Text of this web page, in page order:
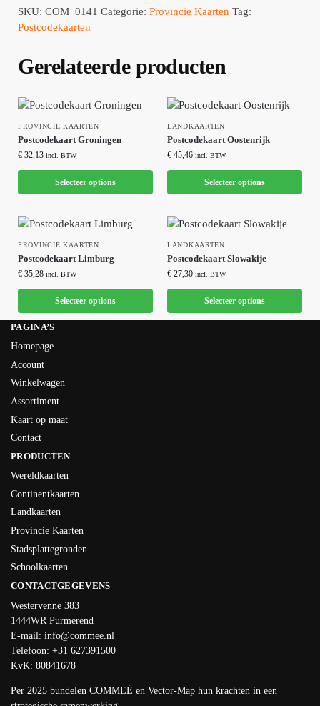
SKU: COM_0141 Categorie: Provincie Kaarten Tag:
Postcodekaarten
Gerelateerde producten
PROVINCIE KAARTEN
Postcodekaart Groningen
€ 32,13 incl. BTW
Selecteer options
LANDKAARTEN
Postcodekaart Oostenrijk
€ 45,46 incl. BTW
Selecteer options
PROVINCIE KAARTEN
Postcodekaart Limburg
€ 35,28 incl. BTW
Selecteer options
LANDKAARTEN
Postcodekaart Slowakije
€ 27,30 incl. BTW
Selecteer options
PAGINA’S
Homepage
Account
Winkelwagen
Assortiment
Kaart op maat
Contact
PRODUCTEN
Wereldkaarten
Continentkaarten
Landkaarten
Provincie Kaarten
Stadsplattegronden
Schoolkaarten
CONTACTGEGEVENS
Westervenne 383
1444WR Purmerend
E-mail: info@commee.nl
Telefoon: +31 627391500
KvK: 80841678
Per 2025 bundelen COMMEÉ en Vector-Map hun krachten in een